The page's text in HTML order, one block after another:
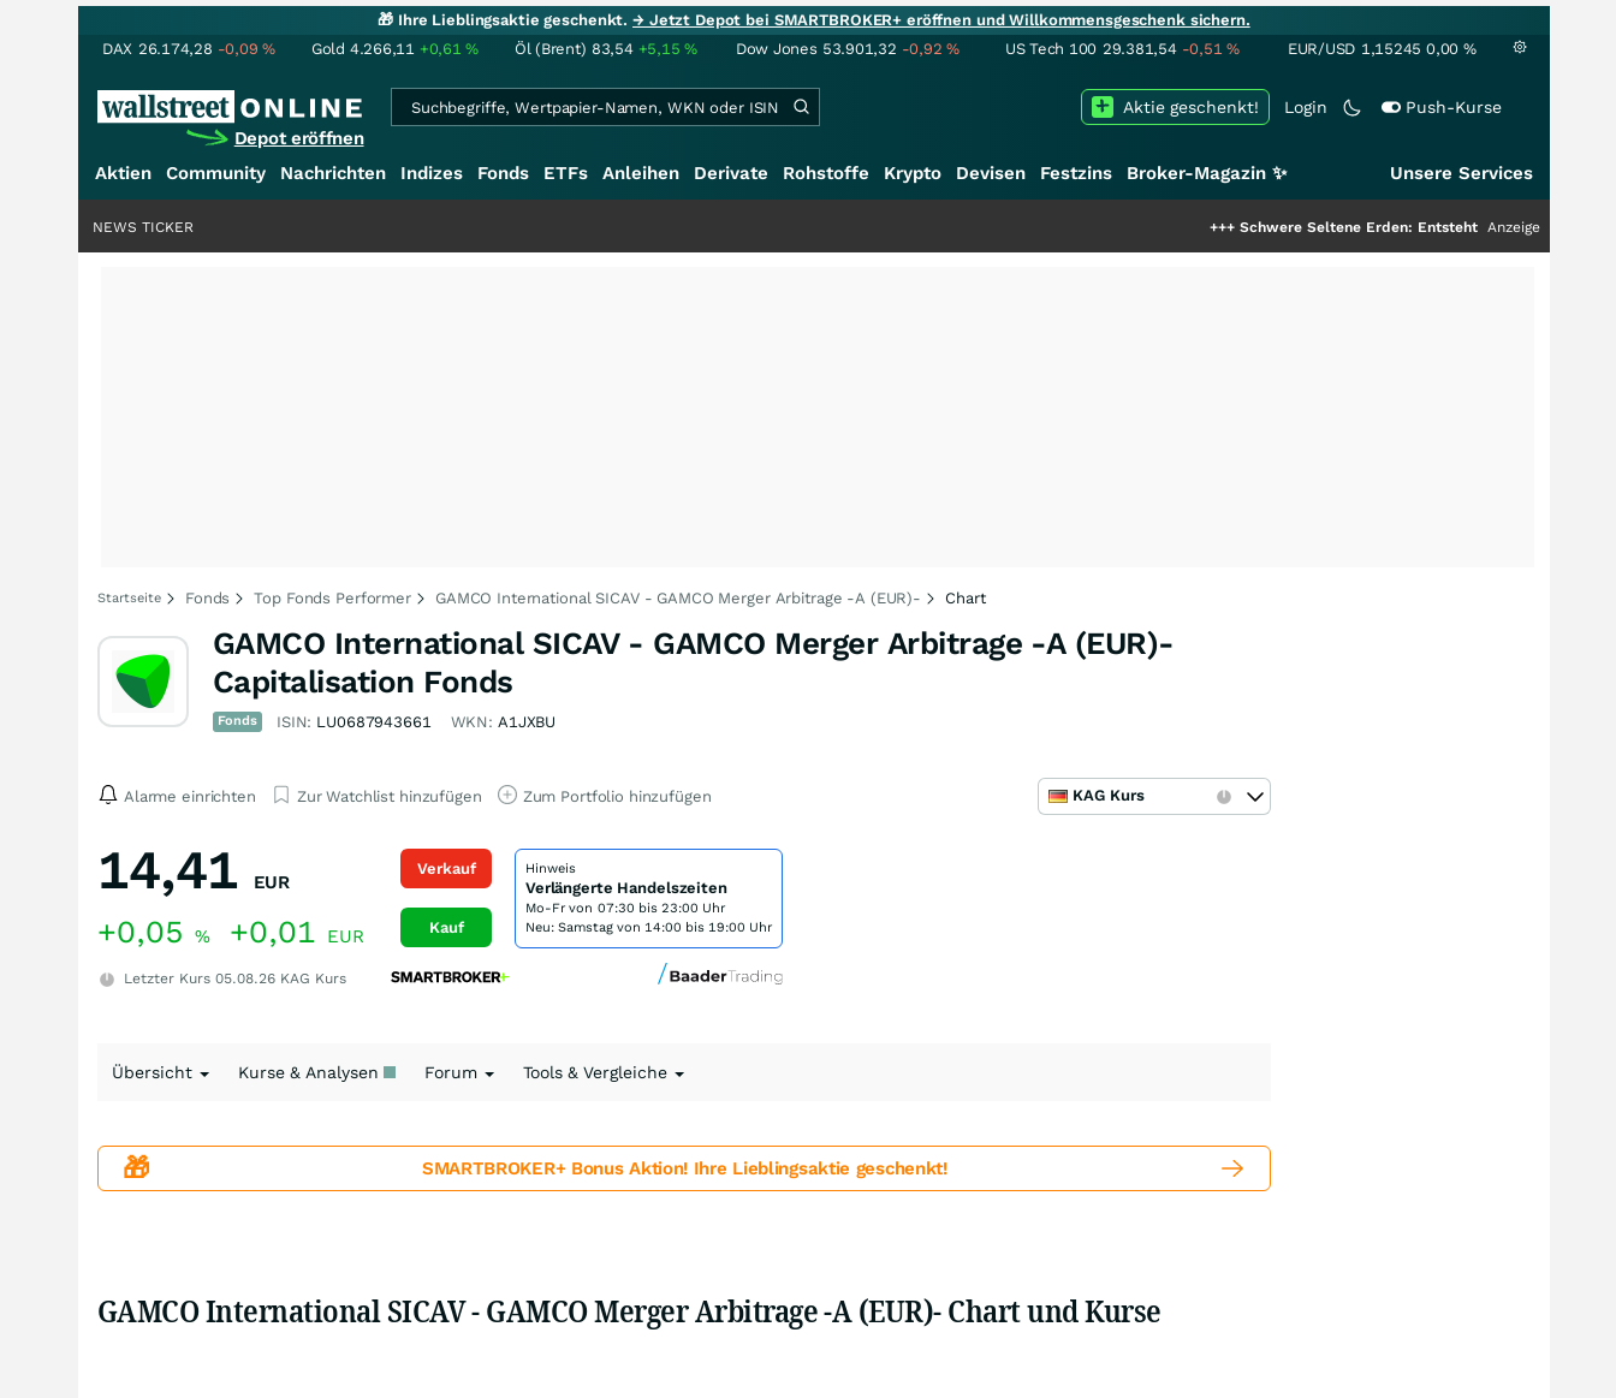
🎁 Ihre Lieblingsaktie geschenkt.→ Jetzt Depot bei SMARTBROKER+ eröffnen und Willkommensgeschenk sichern.
DAX 26.174,28 -0,09% Gold 4.266,11 +0,61% Öl (Brent) 83,54 +5,15% Dow Jones 53.901,32 -0,92% US Tech 100 29.381,54 -0,51% EUR/USD 1,15245 0,00 %
Depot eröffnen
Login Push-Kurse
Aktie geschenkt!
Aktien Community Nachrichten Indizes Fonds ETFs Anleihen Derivate Rohstoffe Krypto Devisen Festzins Broker-Magazin ✨ Unsere Services
Schwere Seltene Erden: Entsteht hier die nächste
Anzeige
NEWS TICKER
Startseite Fonds Top Fonds Performer GAMCO International SICAV - GAMCO Merger Arbitrage -A (EUR)- Chart
GAMCO International SICAV - GAMCO Merger Arbitrage -A (EUR)-
Capitalisation Fonds
Fonds ISIN: LU0687943661 WKN: A1JXBU
Alarme einrichten Zur Watchlist hinzufügen Zum Portfolio hinzufügen KAG Kurs
14,41 EUR
+0,05 % +0,01 EUR
Letzter Kurs 05.08.26 KAG Kurs
Verkauf
Kauf
Hinweis
Verlängerte Handelszeiten
Mo-Fr von 07:30 bis 23:00 Uhr
Neu: Samstag von 14:00 bis 19:00 Uhr
Übersicht Kurse & Analysen Forum Tools & Vergleiche
🎁 SMARTBROKER+ Bonus Aktion! Ihre Lieblingsaktie geschenkt!
GAMCO International SICAV - GAMCO Merger Arbitrage -A (EUR)- Chart und Kurse